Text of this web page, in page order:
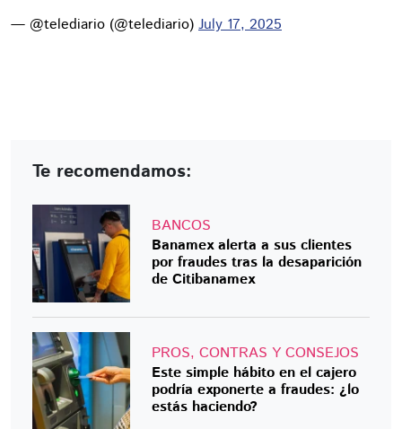
— @telediario (@telediario) July 17, 2025
Te recomendamos:
BANCOS
Banamex alerta a sus clientes
por fraudes tras la desaparición
de Citibanamex
PROS, CONTRAS Y CONSEJOS
Este simple hábito en el cajero
podría exponerte a fraudes: ¿lo
estás haciendo?